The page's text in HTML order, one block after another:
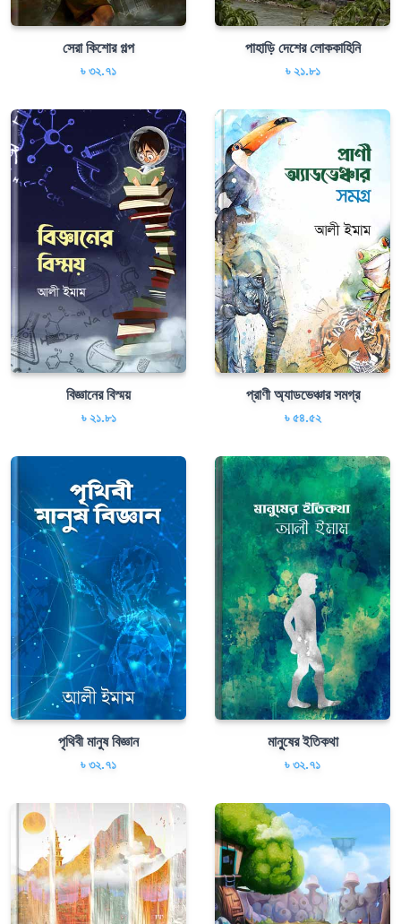
সেরা কিশাের গল্প
৳ ৩২.৭১
পাহাড়ি দেশের লােককাহিনি
৳ ২১.৮১
বিজ্ঞানের বিস্ময়
৳ ২১.৮১
প্রাণী অ্যাডভেঞ্চার সমগ্র
৳ ৫৪.৫২
পৃথিবী মানুষ বিজ্ঞান
৳ ৩২.৭১
মানুুষের ইতিকথা
৳ ৩২.৭১